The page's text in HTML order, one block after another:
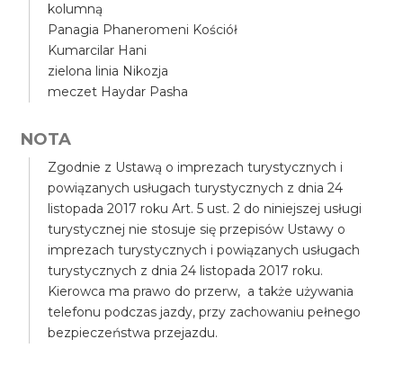
kolumną
Panagia Phaneromeni Kościół
Kumarcilar Hani
zielona linia Nikozja
meczet Haydar Pasha
NOTA
Zgodnie z Ustawą o imprezach turystycznych i
powiązanych usługach turystycznych z dnia 24
listopada 2017 roku Art. 5 ust. 2 do niniejszej usługi
turystycznej nie stosuje się przepisów Ustawy o
imprezach turystycznych i powiązanych usługach
turystycznych z dnia 24 listopada 2017 roku.
Kierowca ma prawo do przerw, a także używania
telefonu podczas jazdy, przy zachowaniu pełnego
bezpieczeństwa przejazdu.